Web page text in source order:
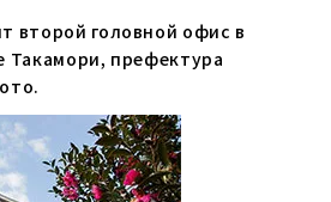
второй головной офис в
Такамори, префектура